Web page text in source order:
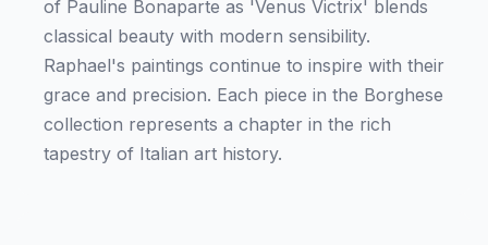
of Pauline Bonaparte as 'Venus Victrix' blends
classical beauty with modern sensibility.
Raphael's paintings continue to inspire with their
grace and precision. Each piece in the Borghese
collection represents a chapter in the rich
tapestry of Italian art history.